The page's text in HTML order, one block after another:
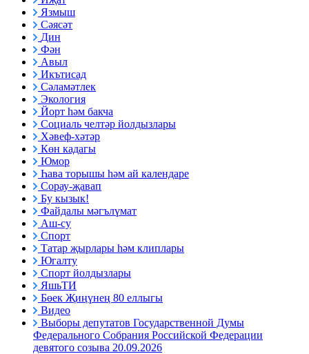
Язмыш
Сәясәт
Дин
Фән
Авыл
Икътисад
Сәламәтлек
Экология
Йорт һәм бакча
Социаль челтәр йолдызлары
Хәвеф-хәтәр
Көн кадагы
Юмор
Һава торышы һәм ай календаре
Сорау-җавап
Бу кызык!
Файдалы мәгълүмат
Аш-су
Спорт
Татар җырлары һәм клиплары
Югалту
Спорт йолдызлары
ЯшьТИ
Бөек Җиңүнең 80 еллыгы
Видео
Выборы депутатов Государственной Думы
Федерального Собрания Российской Федерации
девятого созыва 20.09.2026